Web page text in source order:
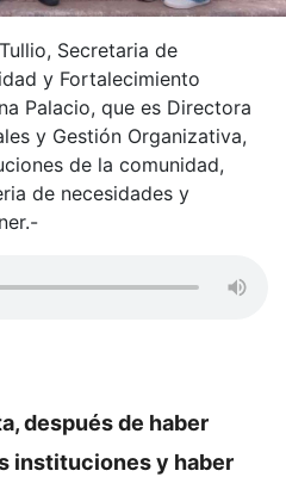
Secretaria de
y Fortalecimiento
Palacio, que es Directora
y Gestión Organizativa,
de la comunidad,
de necesidades y
después de haber
instituciones y haber